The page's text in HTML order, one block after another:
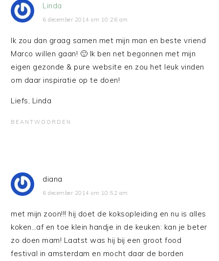
Linda
6 december 2014 om 10:26 am
Ik zou dan graag samen met mijn man en beste vriend
Marco willen gaan! 🙂 Ik ben net begonnen met mijn
eigen gezonde & pure website en zou het leuk vinden
om daar inspiratie op te doen!
Liefs, Linda
BEANTWOORDEN
diana
6 december 2014 om 10:52 am
met mijn zoon!!! hij doet de koksopleiding en nu is alles
koken…af en toe klein handje in de keuken: kan je beter
zo doen mam! Laatst was hij bij een groot food
festival in amsterdam en mocht daar de borden